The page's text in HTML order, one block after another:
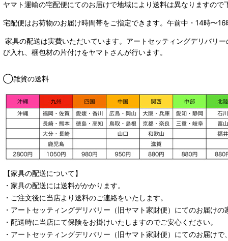
ヤマト運輸の宅配便にてのお届けで地域により送料は異なりますので
宅配便はお荷物のお届け時間帯をご指定できます。 午前中・14時〜
家具の配送は実費いただいています。アートセッティングデリバリ
び入れ、梱包材の片付けをヤマトさんが行います。
◯雑貨の送料
【家具の配送について】
・家具の配送には送料がかかります。
・ご注文後に当店より送料のご連絡をいたします。
・ アートセッティングデリバリー （旧ヤマト家財便） にてのお届けの
・配送時に当店にて保険をお掛けいたしますのでご安心ください。
・ アートセッティングデリバリー （旧ヤマト家財便） にてのお届けで